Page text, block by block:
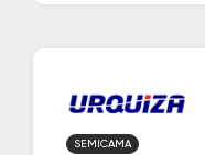
SEMICAMA